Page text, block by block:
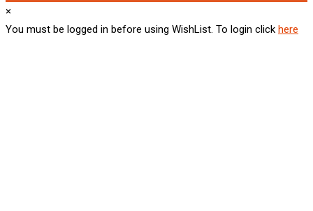
×
You must be logged in before using WishList. To login click here